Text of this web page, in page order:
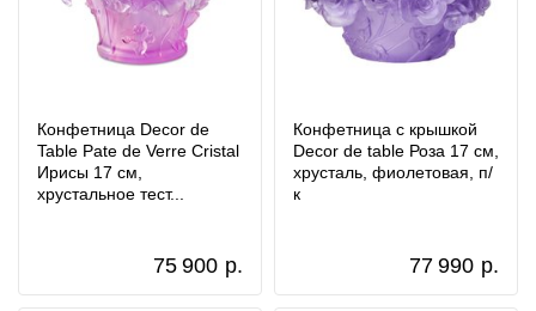
Конфетница Decor de
Table Pate de Verre Cristal
Ирисы 17 см,
хрустальное тест...
75 900 р.
Конфетница с крышкой
Decor de table Роза 17 см,
хрусталь, фиолетовая, п/
к
77 990 р.